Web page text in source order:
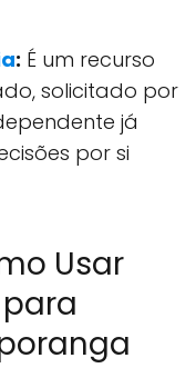
: É um recurso
solicitado por
já
por si
Usar